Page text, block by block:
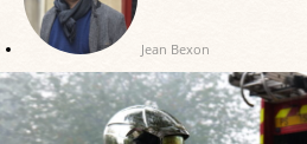
Jean Bexon